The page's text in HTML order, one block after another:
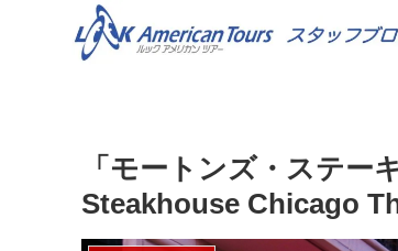
「モートンズ・ステ
Steakhouse Chicago